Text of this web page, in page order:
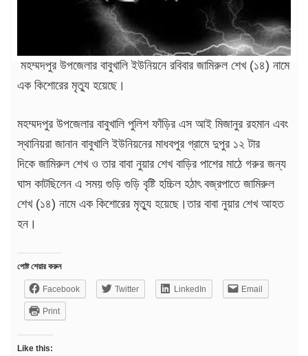
মহম্মদপুর উপজেলার বাবুখালি ইউনিয়নে রবিবার জামিরুল শেখ (১৪) নামে
এক কিশোরের মৃত্যু হয়েছে।
মহম্মদপুর উপজেলার বাবুখালি পুলিশ ফাঁড়ির এস আই মিজানুর রহমান এবং
স্থানিয়রা জানান বাবুখালি ইউনিয়নের মাধবপুর গ্রামে দুপুর ১২ টার
দিকে জামিরুল শেখ ও তার বাবা নুয়ার শেখ বাড়ির পাশের মাঠে গরুর জন্য
ঘাস কাটছিলেন এ সময় গুড়ি গুড়ি বৃষ্টি হচ্চিল হঠাৎ বজ্রপাতে জামিরুল
শেখ (১৪) নামে এক কিশোরের মৃত্যু হয়েছে।তার বাবা নুয়ার শেখ আহত
হন।
পোষ্ট শেয়ার করুন
Facebook Twitter LinkedIn Email
Print
Like this: